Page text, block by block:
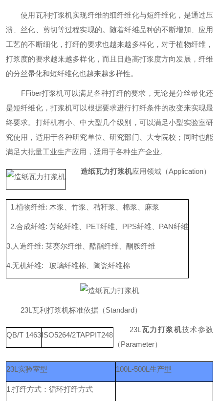
使用瓦利打浆机实现纤维的细纤维化与短纤维化，是通过压
溃、丝化、剪切等过程实现的。随着纤维品种的不断增加、应用
工艺的不断细化，打纤的要求也越来越多样化，对于植物纤维，
打浆度的要求越来越多样化，而且日趋高打浆度方向发展，纤维
的分丝帚化和短纤维化也越来越多样性。
FFiber打浆机可以满足各种打纤的要求，无论是分丝帚化还
是短纤维化，打浆机可以根据要求进行打纤条件的改变来实现最
终要求。打纤机有小、中大型几个级别，可以满足小型实验室研
究使用，适用于各种研究单位、研究部门、大专院校；同时也能
满足大批量工业生产应用，适用于各种生产企业。
造纸瓦力打浆机应用领域 （Application）
1.植物纤维: 木浆、竹浆、秸秆浆、棉浆、麻浆
2.合成纤维: 芳纶纤维 PET纤维 PPS纤维 PAN纤维
3.人造纤维: 莱赛尔纤维、酷酯纤维、酮胺纤维
4.无机纤维: 玻璃纤维棉、陶瓷纤维棉
23L 瓦利打浆机标准依据 （Standard）
QB/T 1463ISO5264/2TAPPIT248
23L 瓦力打浆机技术参数
（Parameter）
23L 实验室型 100L-500L 生产型
1.打纤方式：循环打纤方式